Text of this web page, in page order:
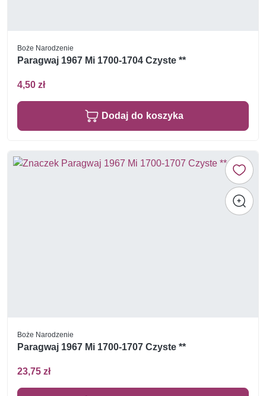
Boże Narodzenie
Paragwaj 1967 Mi 1700-1704 Czyste **
4,50 zł
Dodaj do koszyka
Boże Narodzenie
Paragwaj 1967 Mi 1700-1707 Czyste **
23,75 zł